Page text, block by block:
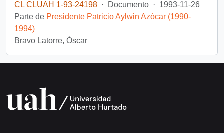
CL CLUAH 1-93-24198 · Documento · 1993-11-26
Parte de Presidente Patricio Aylwin Azócar (1990-
1994)
Bravo Latorre, Óscar